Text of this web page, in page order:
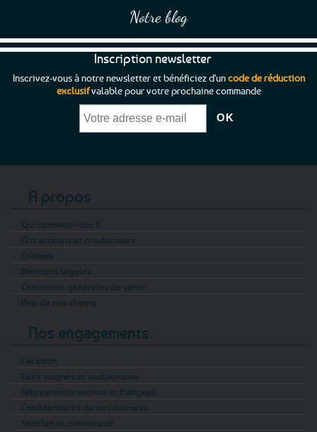
Notre blog
Inscription newsletter
Inscrivez-vous à notre newsletter et bénéficiez d'uncode de réduction
exclusifvalable pour votre prochaine commande
A propos
Qui sommes-nous ?
Nos artisans et producteurs
Cookies
Mentions légales
Conditions générales de vente
Avis de nos clients
Nos engagements
Livraison
Colis soignés et écologiques
Fabrication bretonne et française
Confidentialité de vos données
Satisfait ou remboursé